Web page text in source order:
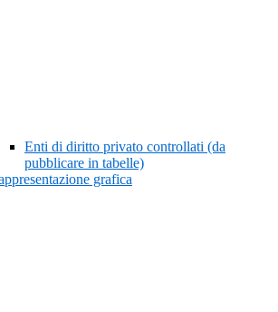
Enti di diritto privato controllati (da
pubblicare in tabelle)
grafica